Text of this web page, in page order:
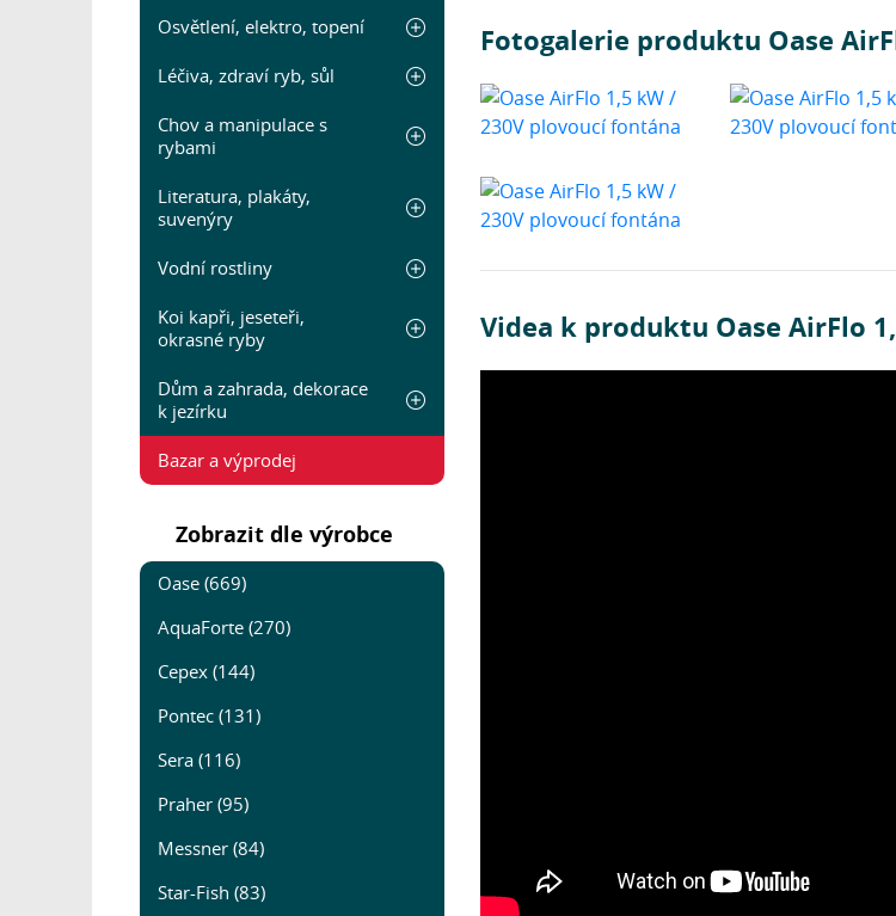
Osvětlení, elektro, topení
Léčiva, zdraví ryb, sůl
Chov a manipulace s
rybami
Literatura, plakáty,
suvenýry
Vodní rostliny
Koi kapři, jeseteři,
okrasné ryby
Dům a zahrada, dekorace
k jezírku
Bazar a výprodej
Zobrazit dle výrobce
Oase (669)
AquaForte (270)
Cepex (144)
Pontec (131)
Sera (116)
Praher (95)
Messner (84)
Star-Fish (83)
Fotogalerie produktu Oase
Videa k produktu Oase AirFlo